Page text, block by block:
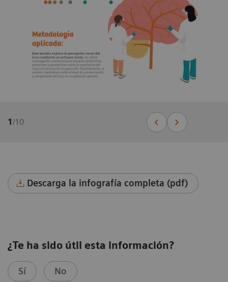
1/10
Descarga la infografía completa (pdf)
¿Te ha sido útil esta información?
Sí No